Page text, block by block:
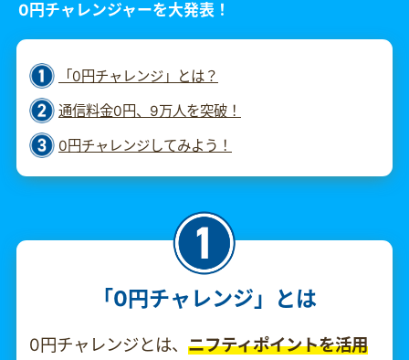
0円チャレンジャーを大発表！
「0円チャレンジ」とは？
通信料金0円、9万人を突破！
0円チャレンジしてみよう！
「0円チャレンジ」とは
0円チャレンジとは、 ニフティポイントを活用